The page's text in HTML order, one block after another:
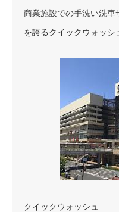
商業施設での手洗い洗車
を誇るクイックウォッシ
クイックウォッシュ